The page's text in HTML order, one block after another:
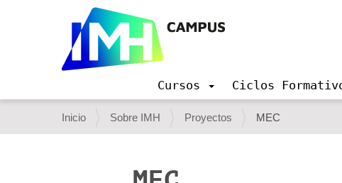
v
Cursos Ciclos
U
s
Inicio Sobre IMH Proyectos MEC